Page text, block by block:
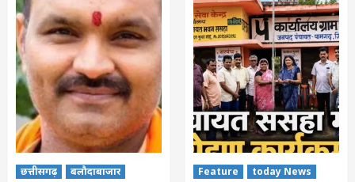
छत्तीसगढ़
बलौदाबाजार
Feature
today News